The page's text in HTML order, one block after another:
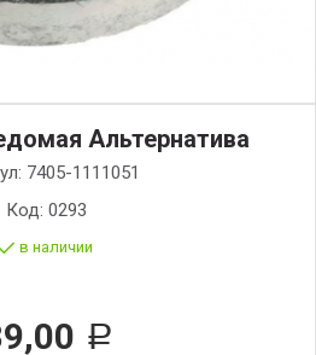
Альтернатива
7405-1111051
Код: 0293
в наличии
Р